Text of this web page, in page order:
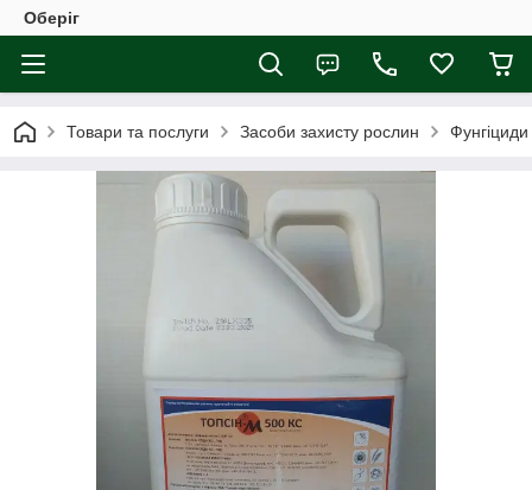
Оберіг
Товари та послуги Засоби захисту рослин Фунгіциди